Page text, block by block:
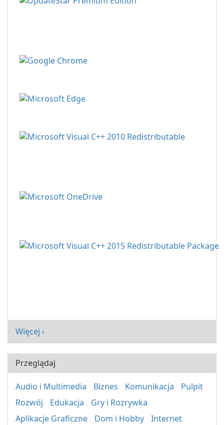
Więcej ›
Przeglądaj
Audio i Multimedia Biznes Komunikacja
Pulpit
Rozwój
Edukacja
Gry i Rozrywka
Aplikacje Graficzne
Dom i Hobby
Internet